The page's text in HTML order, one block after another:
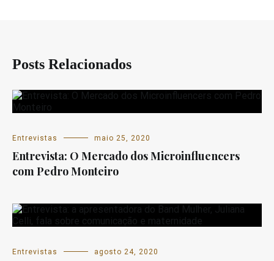
Posts Relacionados
Entrevistas maio 25, 2020
Entrevista: O Mercado dos Microinfluencers
com Pedro Monteiro
Entrevistas agosto 24, 2020